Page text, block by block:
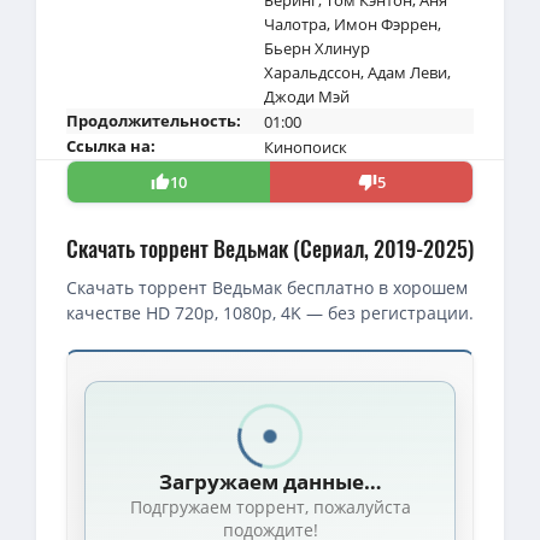
Чалотра, Имон Фэррен,
Бьерн Хлинур
Харальдссон,Адам Леви,
Джоди Мэй
Продолжительность:
01:00
Ссылка на:
Кинопоиск
10
5
Скачать торрент Ведьмак (Сериал, 2019-2025)
Скачать торрент Ведьмак бесплатно в хорошем
качестве HD 720p, 1080p, 4K — без регистрации.
Скачать торрент — Ведьмак / The Witcher / Сезон: 01-02
1080p — Ведьмак / The Witcher / Сезон: 4 / Серии: 1-8 из 8
720p — Ведьмак / The Witcher / Сезон: 4 / Серии: 1-8 из 8
4K — Ведьмак / The Witcher / Сезон: 4 / Серии: 1-8 из 8 (Алекс
Ведьмак / The Witcher / Сезон: 4 / Серии: 1-8 из 8 (Алекс
Загружаем данные…
Подгружаем торрент, пожалуйста
подождите!